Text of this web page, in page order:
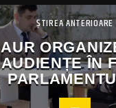
ȘTIREA ANTERIOARE
AUR
AUDIENȚE ÎN